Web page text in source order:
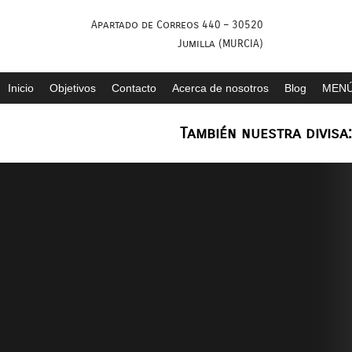
contenido
Apartado de Correos 440 – 30520
Jumilla (MURCIA)
Inicio Objetivos Contacto Acerca de nosotros Blog
También nuestra